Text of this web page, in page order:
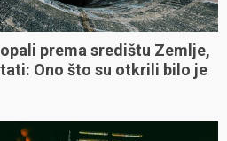
prema središtu Zemlje,
Ono što su otkrili bilo je